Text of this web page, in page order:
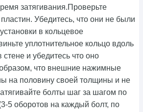
затягивания.Проверьте
Убедитесь, что они не были
в кольцевое
уплотнительное кольцо вдоль
и убедитесь что оно
что внешние нажимные
на половину своей толщины и не
болты шаг за шагом по
5 оборотов на каждый болт, по